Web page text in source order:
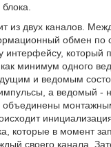
из двух каналов.
обмен по
интерфейсу, который
минимум одного
и ведомым
а ведомый -
объединены
которые в момент
своего канала.